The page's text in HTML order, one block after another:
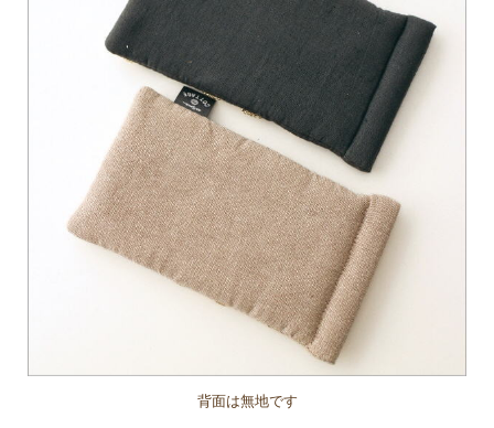
背面は無地です